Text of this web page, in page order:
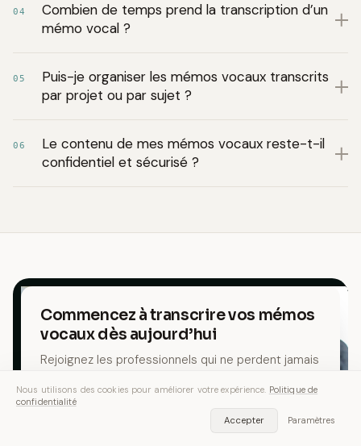
04
Combien de temps prend la transcription d’un
mémo vocal ?
05
Puis-je organiser les mémos vocaux transcrits
par projet ou par sujet ?
06
Le contenu de mes mémos vocaux reste-t-il
confidentiel et sécurisé ?
Commencez à transcrire vos mémos
vocaux dès aujourd’hui
Rejoignez les professionnels qui ne perdent jamais
Essayez gratuitement, sans carte bancaire.
Nous utilisons des cookies pour améliorer votre expérience. Politique de
confidentialité
Accepter
Paramètres